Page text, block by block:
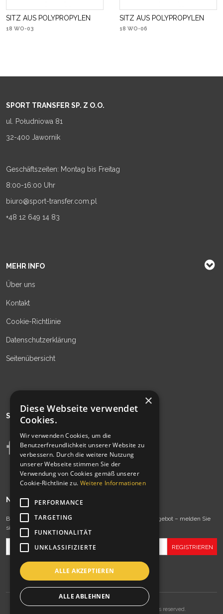
SITZ AUS POLYPROPYLEN
18 WO-03
SITZ AUS POLYPROPYLEN
18 WO-06
SPORT TRANSFER SP. Z O.O.
ul. Południowa 81
32-400 Jawornik
Geschäftszeiten: Montag bis Freitag
8:00-16:00 Uhr
biuro@sport-transfer.com.pl
+48 12 649 14 83
MEHR INFO
Über uns
Kontakt
Cookie-Richtlinie
Datenschutzerklärung
Seitenübersicht
SIEHE AUCH
NEWSLETTER
Bleiben Sie immer auf dem Laufenden mit unserem Angebot – melden Sie
sich jetzt zu unserem Newsletter an!
Copyrights © 1997-2022 Sport Transfer. All rights reserved.
×
Diese Webseite verwendet
Cookies.
Wir verwenden Cookies, um die
Benutzerfreundlichkeit unserer Website zu
verbessern. Durch die weitere Nutzung
unserer Webseite stimmen Sie der
Verwendung von Cookies gemäß unserer
Cookie-Richtlinie zu. Weitere Informationen
PERFORMANCE
TARGETING
FUNKTIONALITÄT
UNKLASSIFIZIERTE
ALLE AKZEPTIEREN
ALLE ABLEHNEN